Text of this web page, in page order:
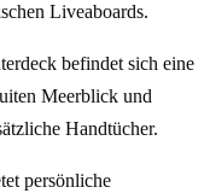
Liveaboards.
befindet sich eine
Meerblick und
Handtücher.
persönliche